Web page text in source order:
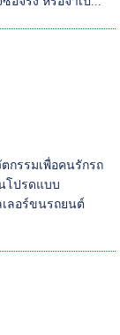
กรรมเพื่อคนรักรถ
โปรดแบบ
เลอร์ขนรถยนต์